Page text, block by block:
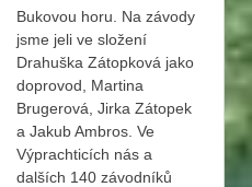
Bukovou horu. Na závody
jsme jeli ve složení
Drahuška Zátopková jako
doprovod, Martina
Brugerová, Jirka Zátopek
a Jakub Ambros. Ve
Výprachticích nás a
dalších 140 závodníků